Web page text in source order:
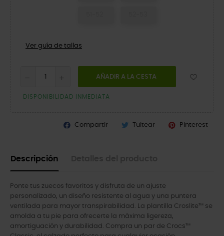
Ver guía de tallas
AÑADIR A LA CESTA
DISPONIBILIDAD INMEDIATA
Compartir Tuitear Pinterest
Descripción
Ponte tus zuecos favoritos y disfruta de un ajuste
personalizado, un diseño resistente al agua y una puntera
ventilada para mayor transpirabilidad. La plantilla Croslite™ se
amolda a tu pie para ofrecerte la máxima ligereza,
amortiguación y durabilidad. Compra un par de Crocs™